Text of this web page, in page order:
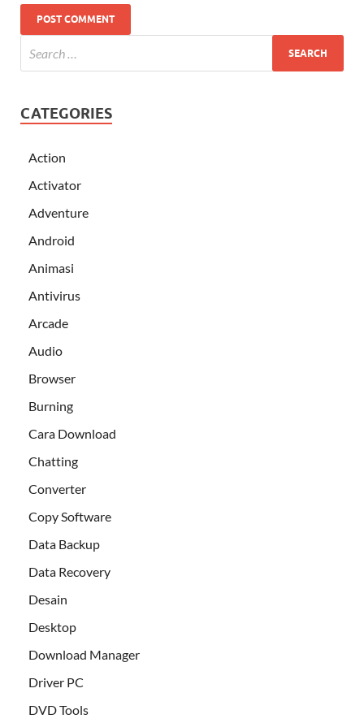
CATEGORIES
Action
Activator
Adventure
Android
Animasi
Antivirus
Arcade
Audio
Browser
Burning
Cara Download
Chatting
Converter
Copy Software
Data Backup
Data Recovery
Desain
Desktop
Download Manager
Driver PC
DVD Tools